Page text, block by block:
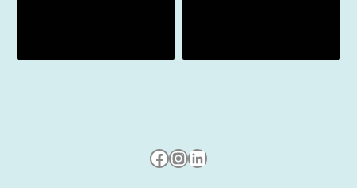
Besuche uns auf Facebook
Besuche uns auf Instagram
LinkedIn